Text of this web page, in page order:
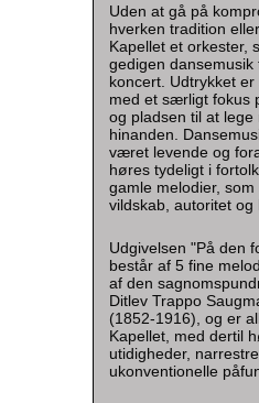
Uden at gå på
hverken tradition
Kapellet et orkester,
gedigen dansemusik
koncert. Udtrykket
med et særligt fokus
og pladsen til at lege
hinanden.
været levende og
høres tydeligt i
gamle melodier, som
vildskab, autoritet
Udgivelsen "På den
består af 5 fine
af den
Ditlev Trappo
(1852-1916), og er
Kapellet, med dertil
utidigheder,
ukonventionelle